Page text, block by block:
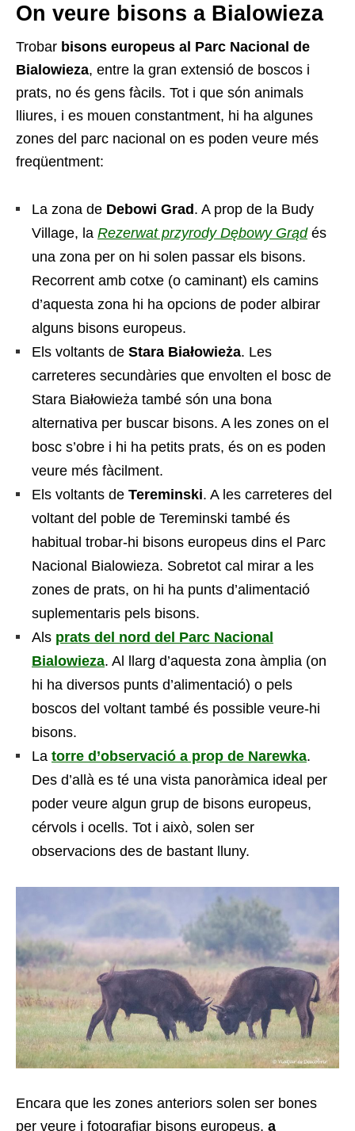
On veure bisons a Bialowieza
Trobar bisons europeus al Parc Nacional de
Bialowieza, entre la gran extensió de boscos i
prats, no és gens fàcils. Tot i que són animals
lliures, i es mouen constantment, hi ha algunes
zones del parc nacional on es poden veure més
freqüentment:
La zona de Debowi Grad. A prop de la Budy
Village, la Rezerwat przyrody Dębowy Grądés
una zona per on hi solen passar els bisons.
Recorrent amb cotxe (o caminant) els camins
d’aquesta zona hi ha opcions de poder albirar
alguns bisons europeus.
Els voltants de Stara Białowieża. Les
carreteres secundàries que envolten el bosc de
Stara Białowieża també són una bona
alternativa per buscar bisons. A les zones on el
bosc s’obre i hi ha petits prats, és on es poden
veure més fàcilment.
Els voltants de Tereminski. A les carreteres del
voltant del poble de Tereminski també és
habitual trobar-hi bisons europeus dins el Parc
Nacional Bialowieza. Sobretot cal mirar a les
zones de prats, on hi ha punts d’alimentació
suplementaris pels bisons.
Als prats del nord del Parc Nacional
Bialowieza. Al llarg d’aquesta zona àmplia (on
hi ha diversos punts d’alimentació) o pels
boscos del voltant també és possible veure-hi
bisons.
La torre d’observació a prop de Narewka.
Des d’allà es té una vista panoràmica ideal per
poder veure algun grup de bisons europeus,
cérvols i ocells. Tot i això, solen ser
observacions des de bastant lluny.
Encara que les zones anteriors solen ser bones
per veure i fotografiar bisons europeus, a